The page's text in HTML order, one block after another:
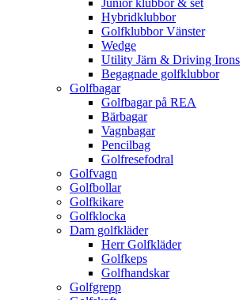
Junior klubbor & set
Hybridklubbor
Golfklubbor Vänster
Wedge
Utility Järn & Driving Irons
Begagnade golfklubbor
Golfbagar
Golfbagar på REA
Bärbagar
Vagnbagar
Pencilbag
Golfresefodral
Golfvagn
Golfbollar
Golfkikare
Golfklocka
Dam golfkläder
Herr Golfkläder
Golfkeps
Golfhandskar
Golfgrepp